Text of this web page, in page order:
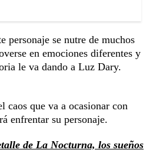
personaje se nutre de muchos
en emociones diferentes y
le va dando a Luz Dary.
caos que va a ocasionar con
enfrentar su personaje.
de La Nocturna, los sueños